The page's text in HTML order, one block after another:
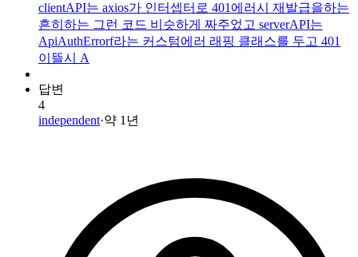
clientAPI는 axios가 인터셉터로 401에러시 재발급을하는
흔히하는 그런 코드 비슷하게 짜주었고 serverAPI는
ApiAuthErrorf라는 커스텀에러 래핑 클래스를 두고 401
이뜰시 A
답변
4
independent·약 1년